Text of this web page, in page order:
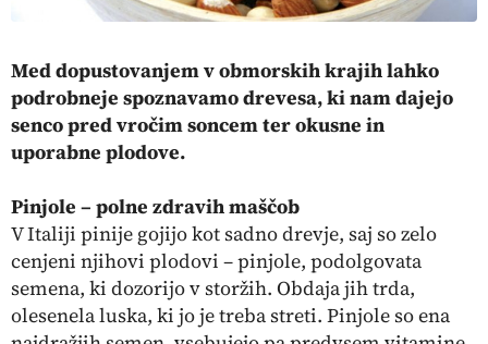
Med dopustovanjem v obmorskih krajih lahko
podrobneje spoznavamo drevesa, ki nam dajejo
senco pred vročim soncem ter okusne in
uporabne plodove.
Pinjole – polne zdravih maščob
V Italiji pinije gojijo kot sadno drevje, saj so zelo
cenjeni njihovi plodovi – pinjole, podolgovata
semena, ki dozorijo v storžih. Obdaja jih trda,
olesenela luska, ki jo je treba streti. Pinjole so ena